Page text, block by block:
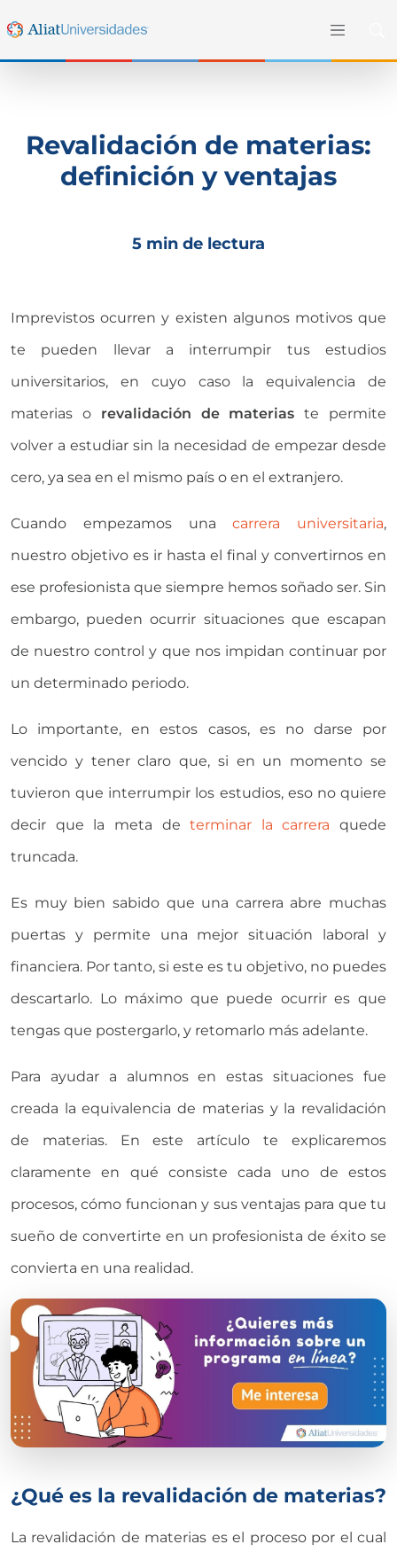
Revalidación de materias:
definición y ventajas
5 min de lectura
Imprevistos ocurren y existen algunos motivos que
te pueden llevar a interrumpir tus estudios
universitarios, en cuyo caso la equivalencia de
materias o revalidación de materias te permite
volver a estudiar sin la necesidad de empezar desde
cero, ya sea en el mismo país o en el extranjero.
Cuando empezamos unacarrera universitaria,
nuestro objetivo es ir hasta el final y convertirnos en
ese profesionista que siempre hemos soñado ser. Sin
embargo, pueden ocurrir situaciones que escapan
de nuestro control y que nos impidan continuar por
un determinado periodo.
Lo importante, en estos casos, es no darse por
vencido y tener claro que, si en un momento se
tuvieron que interrumpir los estudios, eso no quiere
decir que la meta determinar la carrera quede
truncada.
Es muy bien sabido que una carrera abre muchas
puertas y permite una mejor situación laboral y
financiera. Por tanto, si este es tu objetivo, no puedes
descartarlo. Lo máximo que puede ocurrir es que
tengas que postergarlo, y retomarlo más adelante.
Para ayudar a alumnos en estas situaciones fue
creada la equivalencia de materias y la revalidación
de materias. En este artículo te explicaremos
claramente en qué consiste cada uno de estos
procesos, cómo funcionan y sus ventajas para que tu
sueño de convertirte en un profesionista de éxito se
convierta en una realidad.
¿Qué es la revalidación de materias?
La revalidación de materias es el proceso por el cual